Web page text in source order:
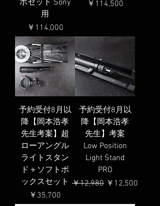
ボセット Sony
用
価格
￥114,000
価格
￥114,500
予約受付8月以
降【岡本浩孝
先生考案】超
ローアングル
ライトスタン
ド＋ソフトボ
ックスセット
価格
￥35,700
予約受付8月以
降【岡本浩孝
先生】考案
Low Position
Light Stand
PRO
通常価格
￥12,980 セール価格
￥12,500